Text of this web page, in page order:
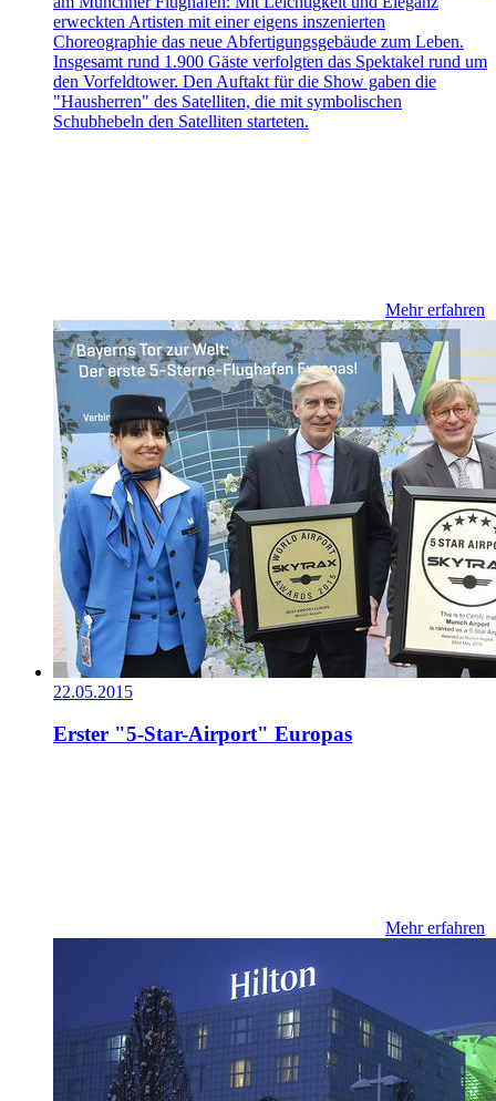
erweckten Artisten mit einer eigens inszenierten
Choreographie das neue Abfertigungsgebäude zum Leben.
Insgesamt rund 1.900 Gäste verfolgten das Spektakel rund um
den Vorfeldtower. Den Auftakt für die Show gaben die
"Hausherren" des Satelliten, die mit symbolischen
Schubhebeln den Satelliten starteten.
Mehr erfahren
22.05.2015
Erster "5-Star-Airport" Europas
Mehr erfahren